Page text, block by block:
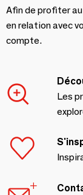
Afin de profiter
en relation avec
compte.
Les